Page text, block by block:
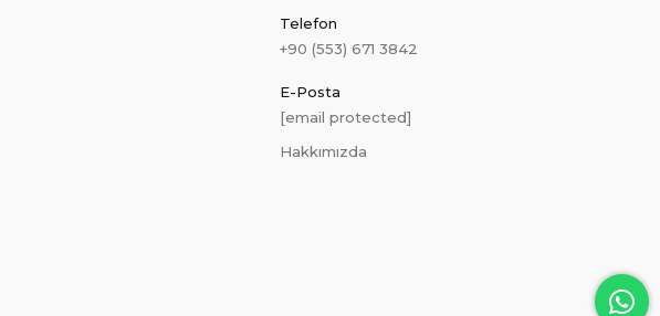
Telefon
+90 (553) 671 3842
E-Posta
[email protected]
Hakkımızda